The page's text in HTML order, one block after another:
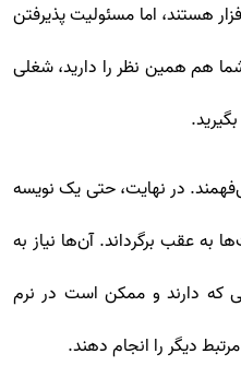
هستند، اما مسئولیت پذیرفتن
هم همین نظر را دارید، شغلی
در نهایت، حتی یک نویسه
به عقب برگرداند. آن‌ها نیاز به
که دارند و ممکن است در نرم
دیگر را انجام دهند.